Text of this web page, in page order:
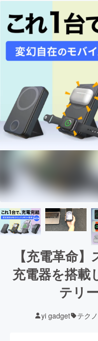
【充電革命
充電器を搭載
テリ
yi gadget テク